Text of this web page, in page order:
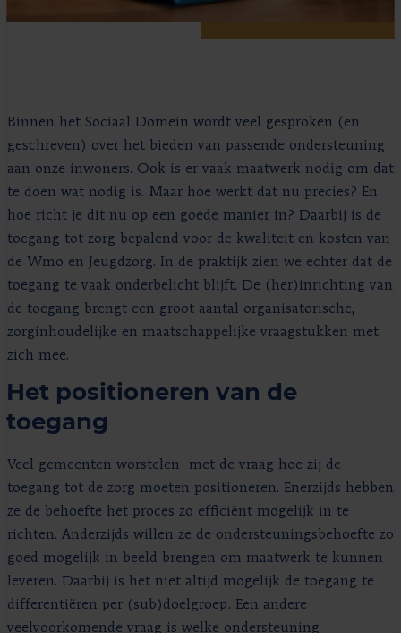
Binnen het Sociaal Domein wordt veel gesproken (en
geschreven) over het bieden van passende ondersteuning
aan onze inwoners. Ook is er vaak maatwerk nodig om dat
te doen wat nodig is. Maar hoe werkt dat nu precies? En
hoe richt je dit nu op een goede manier in? Daarbij is de
toegang tot zorg bepalend voor de kwaliteit en kosten van
de Wmo en Jeugdzorg. In de praktijk zien we echter dat de
toegang te vaak onderbelicht blijft. De (her)inrichting van
de toegang brengt een groot aantal organisatorische,
zorginhoudelijke en maatschappelijke vraagstukken met
zich mee.
Het positioneren van de
toegang
Veel gemeenten worstelen met de vraag hoe zij de
toegang tot de zorg moeten positioneren. Enerzijds hebben
ze de behoefte het proces zo efficiënt mogelijk in te
richten. Anderzijds willen ze de ondersteuningsbehoefte zo
goed mogelijk in beeld brengen om maatwerk te kunnen
leveren. Daarbij is het niet altijd mogelijk de toegang te
differentiëren per (sub)doelgroep. Een andere
veelvoorkomende vraag is welke ondersteuning